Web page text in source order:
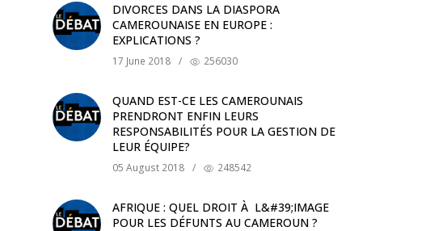
DIVORCES DANS LA DIASPORA
CAMEROUNAISE EN EUROPE :
EXPLICATIONS ?
17 June 2018 / 256030
QUAND EST-CE LES CAMEROUNAIS
PRENDRONT ENFIN LEURS
RESPONSABILITÉS POUR LA GESTION DE
LEUR ÉQUIPE?
05 August 2018 / 248542
AFRIQUE : QUEL DROIT À L&#39;IMAGE
POUR LES DÉFUNTS AU CAMEROUN ?